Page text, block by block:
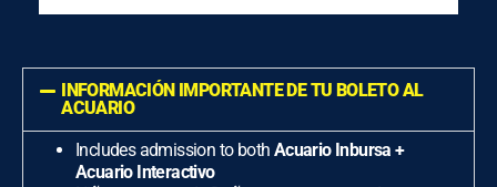
INFORMACIÓN IMPORTANTE DE TU BOLETO AL
ACUARIO
Includes admission to both Acuario Inbursa +
Acuario Interactivo